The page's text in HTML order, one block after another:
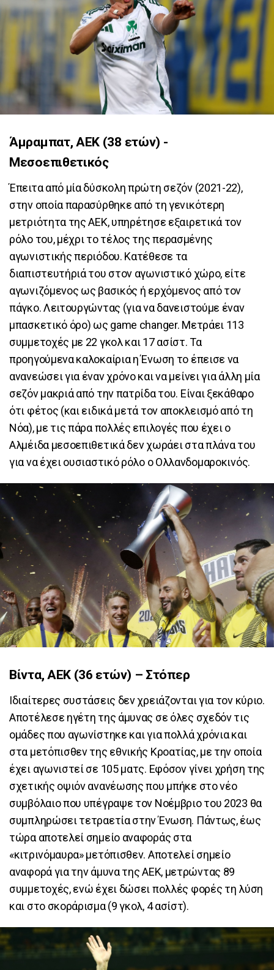
Άμραμπατ, ΑΕΚ (38 ετών) -
Μεσοεπιθετικός
Έπειτα από μία δύσκολη πρώτη σεζόν (2021-22),
στην οποία παρασύρθηκε από τη γενικότερη
μετριότητα της ΑΕΚ, υπηρέτησε εξαιρετικά τον
ρόλο του, μέχρι το τέλος της περασμένης
αγωνιστικής περιόδου. Κατέθεσε τα
διαπιστευτήριά του στον αγωνιστικό χώρο, είτε
αγωνιζόμενος ως βασικός ή ερχόμενος από τον
πάγκο. Λειτουργώντας (για να δανειστούμε έναν
μπασκετικό όρο) ως game changer. Μετράει 113
συμμετοχές με 22 γκολ και 17 ασίστ. Τα
προηγούμενα καλοκαίρια η Ένωση το έπεισε να
ανανεώσει για έναν χρόνο και να μείνει για άλλη μία
σεζόν μακριά από την πατρίδα του. Είναι ξεκάθαρο
ότι φέτος (και ειδικά μετά τον αποκλεισμό από τη
Νόα), με τις πάρα πολλές επιλογές που έχει ο
Αλμέιδα μεσοεπιθετικά δεν χωράει στα πλάνα του
για να έχει ουσιαστικό ρόλο ο Ολλανδομαροκινός.
Βίντα, ΑΕΚ (36 ετών) – Στόπερ
Ιδιαίτερες συστάσεις δεν χρειάζονται για τον κύριο.
Αποτέλεσε ηγέτη της άμυνας σε όλες σχεδόν τις
ομάδες που αγωνίστηκε και για πολλά χρόνια και
στα μετόπισθεν της εθνικής Κροατίας, με την οποία
έχει αγωνιστεί σε 105 ματς. Εφόσον γίνει χρήση της
σχετικής οψιόν ανανέωσης που μπήκε στο νέο
συμβόλαιο που υπέγραψε τον Νοέμβριο του 2023 θα
συμπληρώσει τετραετία στην Ένωση. Πάντως, έως
τώρα αποτελεί σημείο αναφοράς στα
«κιτρινόμαυρα» μετόπισθεν. Αποτελεί σημείο
αναφορά για την άμυνα της ΑΕΚ, μετρώντας 89
συμμετοχές, ενώ έχει δώσει πολλές φορές τη λύση
και στο σκοράρισμα (9 γκολ, 4 ασίστ).